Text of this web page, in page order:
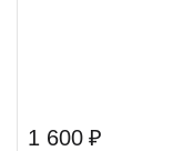
1 600 ₽